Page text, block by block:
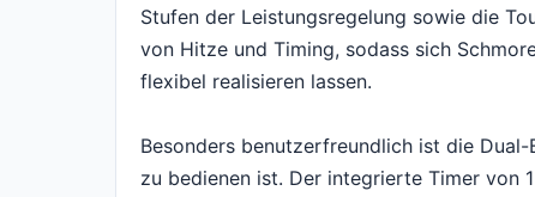
Stufen der Leistungsregelung sowie die
von Hitze und Timing, sodass sich
flexibel realisieren lassen.
Besonders benutzerfreundlich ist die
zu bedienen ist. Der integrierte Timer von